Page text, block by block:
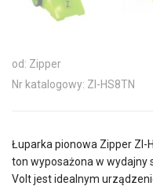
od: Zipper
Nr katalogowy: ZI-HS8TN
Łuparka pionowa Zipper ZI-
ton wyposażona w wydajny
Volt jest idealnym